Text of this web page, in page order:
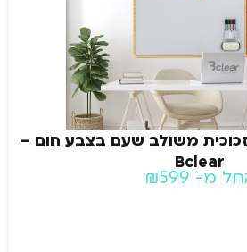
משולב שעם בצבע חום –
Bclear
מ- ₪599